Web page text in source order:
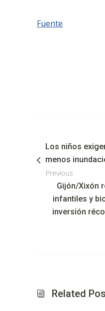
Fuente
Los niños
menos
Previous
Gijón/Xixón
infantiles y
inversión
Related